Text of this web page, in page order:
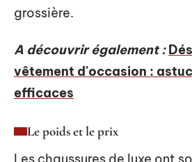
grossière.
A découvrir également :
vêtement d'occasion :
efficaces
Le poids et le prix